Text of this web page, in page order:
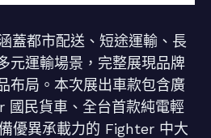
蓋都市配送、短途運輸、長
元運輸場景，完整展現品牌
布局。本次展出車款包含廣
國民貨車、全台首款純電輕
優異承載力的 Fighter 中大